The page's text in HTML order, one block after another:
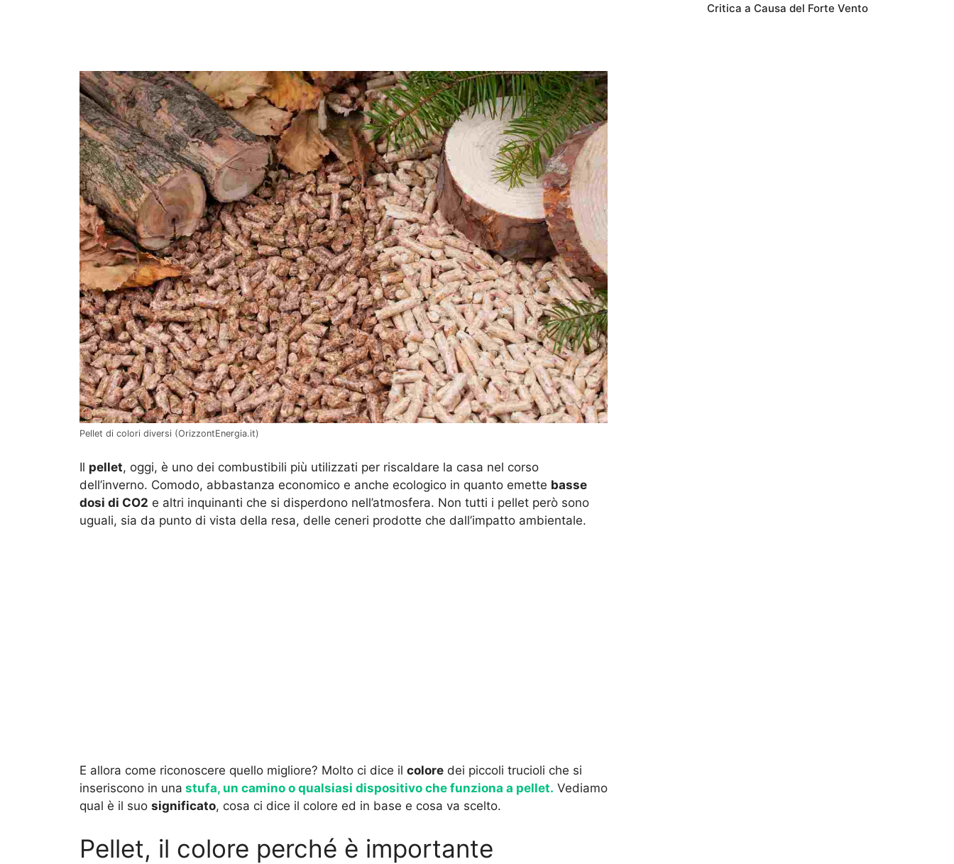
Pellet di colori diversi (OrizzontEnergia.it)
Il pellet, oggi, è uno dei combustibili più utilizzati per riscaldare la casa nel corso
dell’inverno. Comodo, abbastanza economico e anche ecologico in quanto emette basse
dosi di CO2 e altri inquinanti che si disperdono nell’atmosfera. Non tutti i pellet però sono
uguali, sia da punto di vista della resa, delle ceneri prodotte che dall’impatto ambientale.
E allora come riconoscere quello migliore? Molto ci dice il colore dei piccoli trucioli che si
inseriscono in una stufa, un camino o qualsiasi dispositivo che funziona a pellet. Vediamo
qual è il suo significato, cosa ci dice il colore ed in base e cosa va scelto.
Pellet, il colore perché è importante
Critica a Causa del Forte Vento